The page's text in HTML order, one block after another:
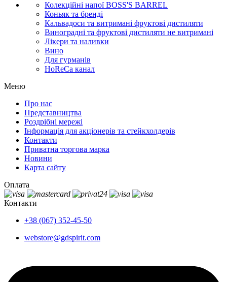
Колекційні напої BOSS'S BARREL
Коньяк та бренді
Кальвадоси та витримані фруктові дистиляти
Виноградні та фруктові дистиляти не витримані
Лікери та наливки
Вино
Для гурманів
HoReCa канал
Меню
Про нас
Представництва
Роздрібні мережі
Інформація для акціонерів та стейкхолдерів
Контакти
Приватна торгова марка
Новини
Карта сайту
Оплата
Контакти
+38 (067) 352-45-50
webstore@gdspirit.com